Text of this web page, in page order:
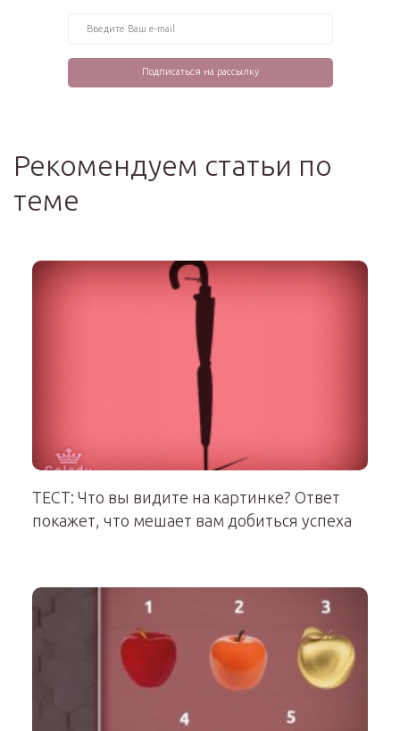
Рекомендуем статьи по
теме
ТЕСТ: Что вы видите на картинке? Ответ
покажет, что мешает вам добиться успеха